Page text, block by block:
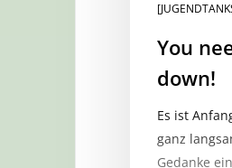
You
down!
Es ist
ganz
Gedanke